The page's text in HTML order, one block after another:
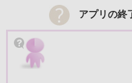
アプリの終